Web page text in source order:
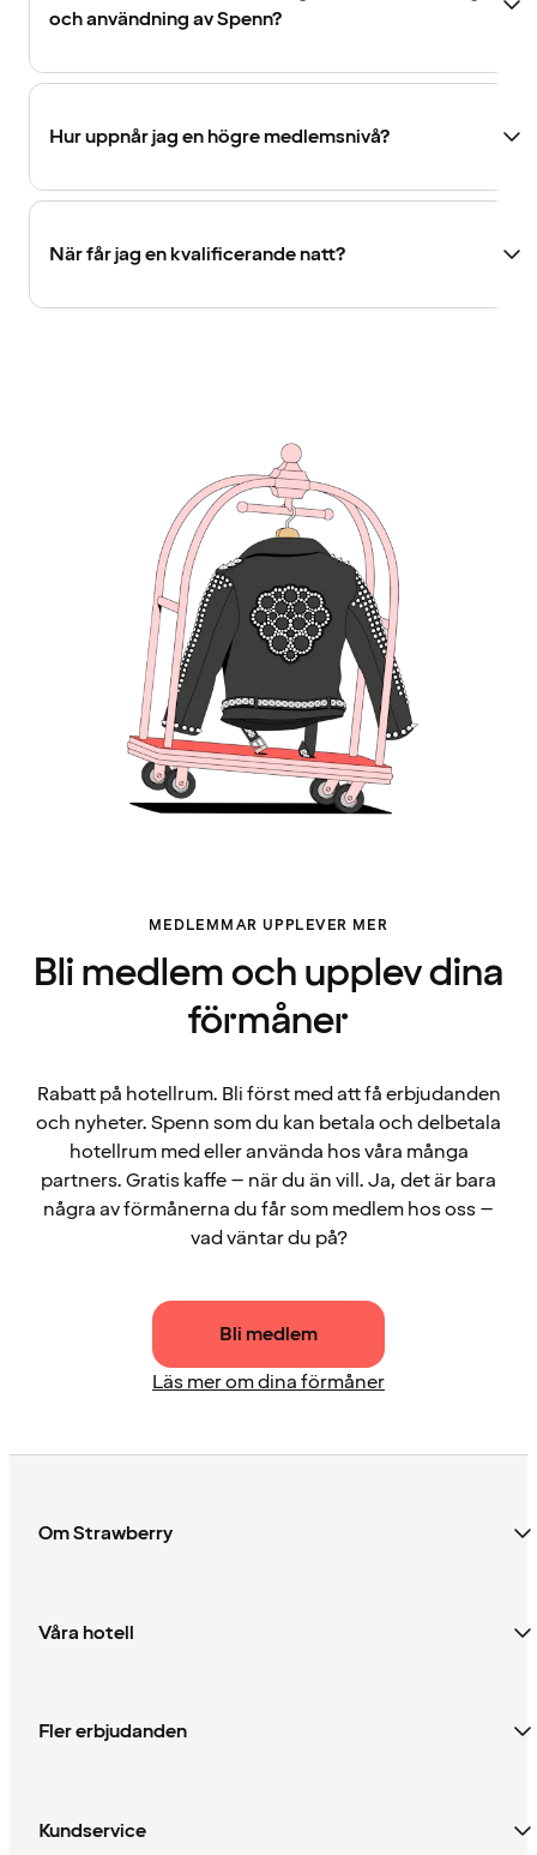
och användning av Spenn?
Hur uppnår jag en högre medlemsnivå?
När får jag en kvalificerande natt?
MEDLEMMAR UPPLEVER MER
Bli medlem och upplev dina
förmåner
Rabatt på hotellrum. Bli först med att få erbjudanden
och nyheter. Spenn som du kan betala och delbetala
hotellrum med eller använda hos våra många
partners. Gratis kaffe – när du än vill. Ja, det är bara
några av förmånerna du får som medlem hos oss –
vad väntar du på?
Bli medlem
Läs mer om dina förmåner
Om Strawberry
Våra hotell
Fler erbjudanden
Kundservice